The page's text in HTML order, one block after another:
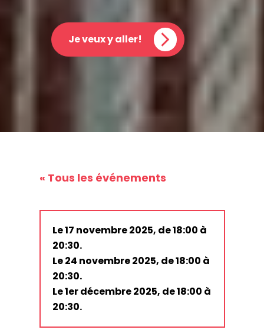
Je veux y aller!
« Tous les événements
Le 17 novembre 2025, de 18:00 à
20:30.
Le 24 novembre 2025, de 18:00 à
20:30.
Le 1er décembre 2025, de 18:00 à
20:30.